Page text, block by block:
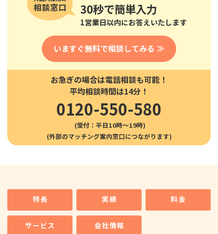
30秒で簡単入力
1営業日以内にお答えいたします
いますぐ無料で相談してみる ≫
お急ぎの場合は電話相談も可能！
平均相談時間は14分！
0120-550-580
(受付：平日10時〜19時)
特長 実績 料金
サービス 会社情報